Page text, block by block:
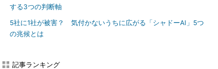
する3つの判断軸
5社に1社が被害？ 気付かないうちに広がる「シャドーAI」5つ
の兆候とは
記事ランキング